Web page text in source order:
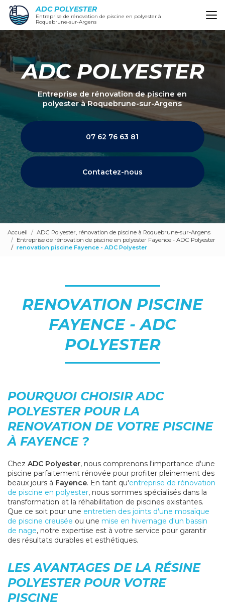
Aller
contenu
principal
ADC POLYESTER
Entreprise de rénovation de piscine en polyester à
Roquebrune-sur-Argens
Entreprise de rénovation de piscine en
polyesterà Roquebrune-sur-Argens
07 62 76 63 81
Contactez-nous
Accueil
ADC Polyester, rénovation de piscine à Roquebrune-sur-Argens
Entreprise de rénovation de piscine en polyester Fayence - ADC Polyester
renovation piscine Fayence - ADC Polyester
RENOVATION PISCINE
FAYENCE - ADC
POLYESTER
POURQUOI CHOISIR ADC
POLYESTER POUR LA
RENOVATION DE VOTRE PISCINE
À FAYENCE ?
Chez ADC Polyester, nous comprenons l'importance d'une
piscine parfaitement rénovée pour profiter pleinement des
beaux jours à Fayence. En tant qu'entreprise de rénovation
de piscine en polyester, nous sommes spécialisés dans la
transformation et la réhabilitation de piscines existantes.
Que ce soit pour une entretien des joints d'une mosaïque
de piscine creusée ou une mise en hivernage d'un bassin
de nage, notre expertise est à votre service pour garantir
des résultats durables et esthétiques.
LES AVANTAGES DE LA RÉSINE
POLYESTER POUR VOTRE
PISCINE